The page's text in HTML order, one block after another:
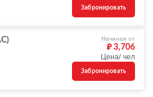
Забронировать
Начиная от
₽ 3,706
Цена/ чел
Забронировать